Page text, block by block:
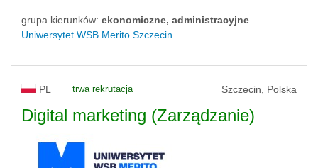
grupa kierunków: ekonomiczne, administracyjne
Uniwersytet WSB Merito Szczecin
PL trwa rekrutacja Szczecin, Polska
Digital marketing (Zarządzanie)